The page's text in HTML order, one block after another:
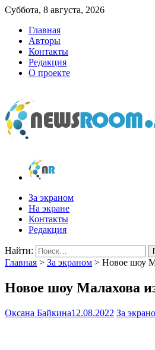
Суббота, 8 августа, 2026
Главная
Авторы
Контакты
Редакция
О проекте
newsroom.su
Новости о новостях
За экраном
На экране
Контакты
Редакция
Найти:
Главная > За экраном > Новое шоу
Новое шоу Малахова
Оксана Байкина12.08.2022 За